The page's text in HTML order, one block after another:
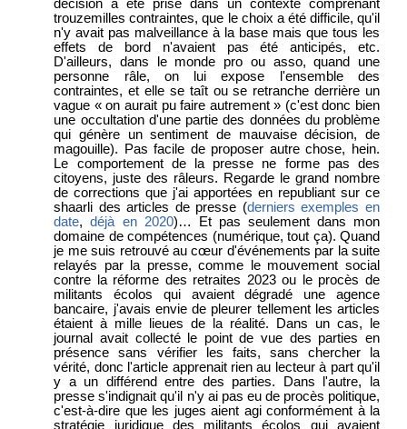
décision a été prise dans un contexte comprenant
trouzemilles contraintes, que le choix a été difficile, qu'il
n'y avait pas malveillance à la base mais que tous les
effets de bord n'avaient pas été anticipés, etc.
D'ailleurs, dans le monde pro ou asso, quand une
personne râle, on lui expose l'ensemble des
contraintes, et elle se taît ou se retranche derrière un
vague « on aurait pu faire autrement » (c'est donc bien
une occultation d'une partie des données du problème
qui génère un sentiment de mauvaise décision, de
magouille). Pas facile de proposer autre chose, hein.
Le comportement de la presse ne forme pas des
citoyens, juste des râleurs. Regarde le grand nombre
de corrections que j'ai apportées en republiant sur ce
shaarli des articles de presse (derniers exemples en
date,déjà en 2020)… Et pas seulement dans mon
domaine de compétences (numérique, tout ça). Quand
je me suis retrouvé au cœur d'événements par la suite
relayés par la presse, comme le mouvement social
contre la réforme des retraites 2023 ou le procès de
militants écolos qui avaient dégradé une agence
bancaire, j'avais envie de pleurer tellement les articles
étaient à mille lieues de la réalité. Dans un cas, le
journal avait collecté le point de vue des parties en
présence sans vérifier les faits, sans chercher la
vérité, donc l'article apprenait rien au lecteur à part qu'il
y a un différend entre des parties. Dans l'autre, la
presse s'indignait qu'il n'y ai pas eu de procès politique,
c'est-à-dire que les juges aient agi conformément à la
stratégie juridique des militants écolos qui avaient